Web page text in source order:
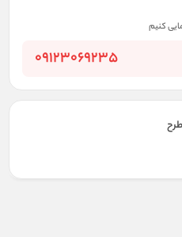
کنیم
09123069235